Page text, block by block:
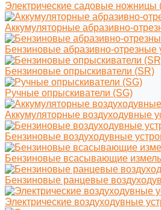
Электрические садовые ножницы
Аккумуляторные абразивно-
Бензиновые абразивно-отрезные
Бензиновые опрыскиватели (SR)
Ручные опрыскиватели (SG)
Аккумуляторные воздуходувные
Бензиновые воздуходувные
Бензиновые всасывающие
Бензиновые ранцевые
Электрические воздуходувные